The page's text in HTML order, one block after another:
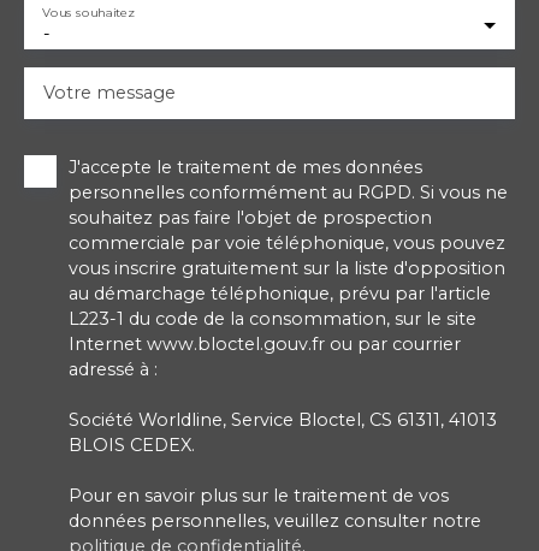
-
Vous souhaitez
Votre message
J'accepte le traitement de mes données
personnelles conformément au RGPD. Si vous ne
souhaitez pas faire l'objet de prospection
commerciale par voie téléphonique, vous pouvez
vous inscrire gratuitement sur la liste d'opposition
au démarchage téléphonique, prévu par l'article
L223-1 du code de la consommation, sur le site
Internet www.bloctel.gouv.fr ou par courrier
adressé à :
Société Worldline, Service Bloctel, CS 61311, 41013
BLOIS CEDEX.
Pour en savoir plus sur le traitement de vos
données personnelles, veuillez consulter notre
politique de confidentialité.